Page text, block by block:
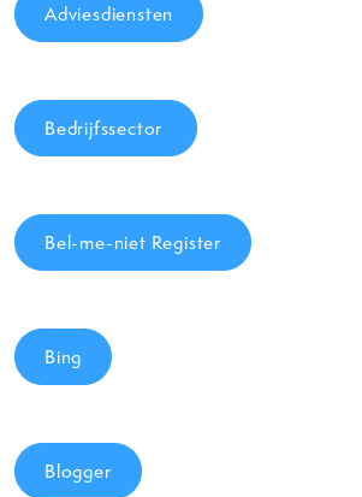
Adviesdiensten
Bedrijfssector
Bel-me-niet Register
Bing
Blogger